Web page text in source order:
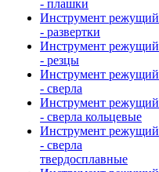
- плашки
Инструмент режущий
- развертки
Инструмент режущий
- резцы
Инструмент режущий
- сверла
Инструмент режущий
- сверла кольцевые
Инструмент режущий
- сверла
твердосплавные